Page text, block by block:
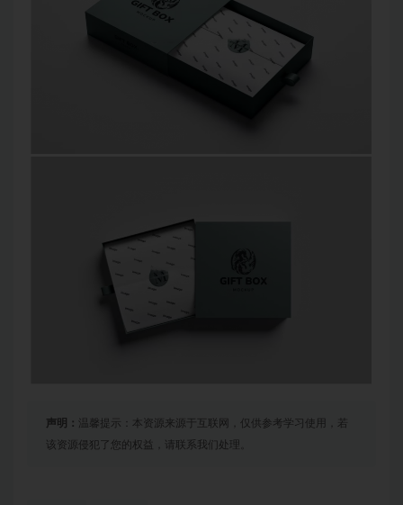
声明： 温馨提示：本资源来源于互联网，仅供参考学习使用，若
该资源侵犯了您的权益，请联系我们处理。